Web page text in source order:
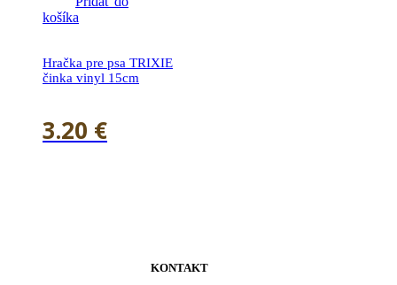
košíka
Hračka pre psa TRIXIE
činka vinyl 15cm
3.20 €
KONTAKT